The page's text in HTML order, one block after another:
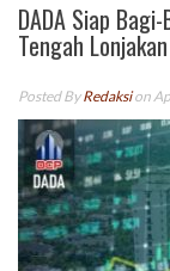
DADA Siap
Tengah
Posted ByRedaksion